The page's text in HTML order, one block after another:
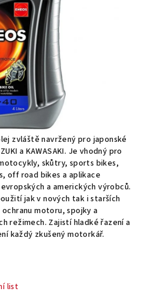
zvláště navržený pro japonské
a KAWASAKI. Je vhodný pro
skůtry, sports bikes,
off road bikes a aplikace
a amerických výrobců.
jak v nových tak i starších
motoru, spojky a
režimech. Zajistí hladké řazení a
každý zkušený motorkář.
list